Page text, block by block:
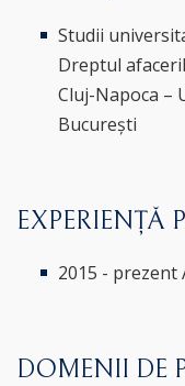
Studii
Dreptul
Cluj-Napoca –
București
EXPERIENȚĂ
2015 - prezent
DOMENII DE